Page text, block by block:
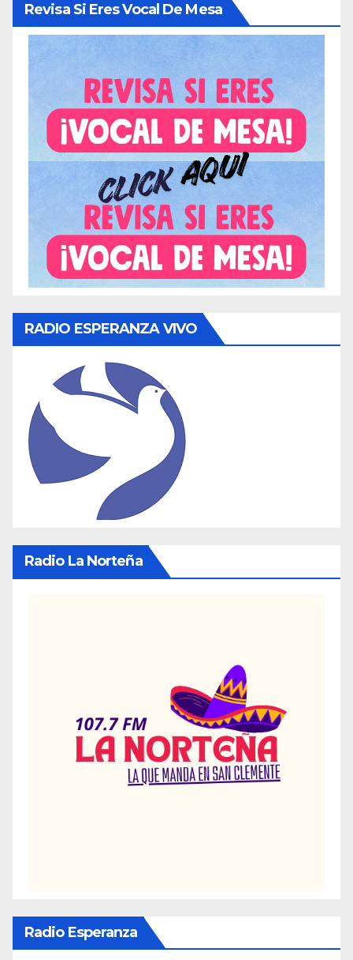
Revisa Si Eres Vocal De Mesa
RADIO ESPERANZA VIVO
Radio La Norteña
Radio Esperanza